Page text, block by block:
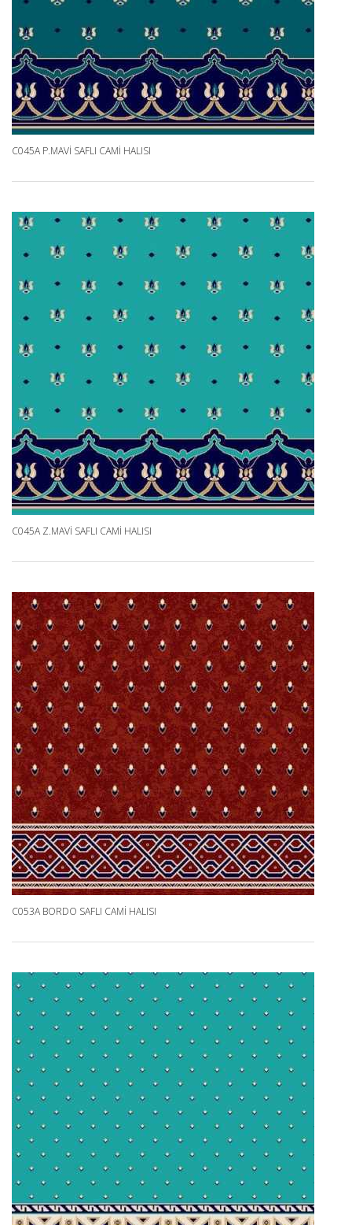
C045A P.MAVI SAFLI CAMI HALISI
C045A Z.MAVI SAFLI CAMI HALISI
C053A BORDO SAFLI CAMI HALISI